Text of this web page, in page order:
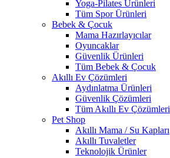
Yoga-Pilates Ürünleri
Tüm Spor Ürünleri
Bebek & Çocuk
Mama Hazırlayıcılar
Oyuncaklar
Güvenlik Ürünleri
Tüm Bebek & Çocuk
Akıllı Ev Çözümleri
Aydınlatma Ürünleri
Güvenlik Çözümleri
Tüm Akıllı Ev Çözümleri
Pet Shop
Akıllı Mama / Su Kapları
Akıllı Tuvaletler
Teknolojik Ürünler